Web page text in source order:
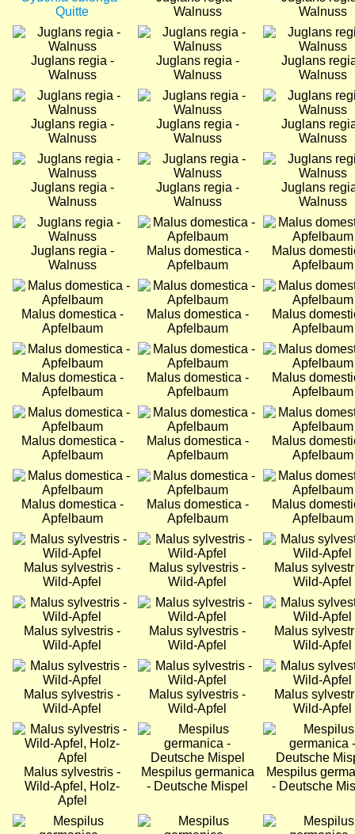
Quitte
Walnuss
Walnuss
Bild
Juglans regia -
Walnuss
Bild
Juglans regia -
Walnuss
Bild
Juglans
Walnuss
Bild
Juglans regia -
Walnuss
Bild
Juglans regia -
Walnuss
Bild
Juglans
Walnuss
Bild
Juglans regia -
Walnuss
Bild
Juglans regia -
Walnuss
Bild
Juglans
Walnuss
Bild
Juglans regia -
Walnuss
Bild
Malus domestica -
Apfelbaum
Bild
Malus
Apfelbaum
Bild
Malus domestica -
Apfelbaum
Bild
Malus domestica -
Apfelbaum
Bild
Malus
Apfelbaum
Bild
Malus domestica -
Apfelbaum
Bild
Malus domestica -
Apfelbaum
Bild
Malus
Apfelbaum
Bild
Malus domestica -
Apfelbaum
Bild
Malus domestica -
Apfelbaum
Bild
Malus
Apfelbaum
Bild
Malus domestica -
Apfelbaum
Bild
Malus domestica -
Apfelbaum
Bild
Malus
Apfelbaum
Bild
Malus sylvestris -
Wild-Apfel
Bild
Malus sylvestris -
Wild-Apfel
Bild
Malus
Wild-Apfel
Bild
Malus sylvestris -
Wild-Apfel
Bild
Malus sylvestris -
Wild-Apfel
Bild
Malus
Wild-Apfel
Bild
Malus sylvestris -
Wild-Apfel
Bild
Malus sylvestris -
Wild-Apfel
Bild
Malus
Wild-Apfel
Bild
Malus sylvestris -
Wild-Apfel, Holz-
Apfel
Bild
Mespilus germanica
- Deutsche Mispel
Bild
Mespilus
- Deutsche
Bild Bild Bild